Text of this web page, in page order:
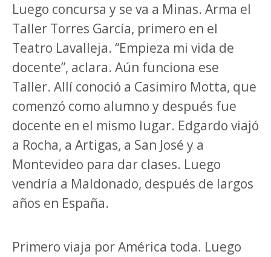
Luego concursa y se va a Minas. Arma el
Taller Torres García, primero en el
Teatro Lavalleja. “Empieza mi vida de
docente”, aclara. Aún funciona ese
Taller. Allí conoció a Casimiro Motta, que
comenzó como alumno y después fue
docente en el mismo lugar. Edgardo viajó
a Rocha, a Artigas, a San José y a
Montevideo para dar clases. Luego
vendría a Maldonado, después de largos
años en España.
Primero viaja por América toda. Luego